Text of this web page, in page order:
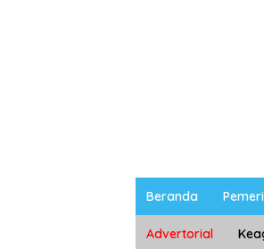
Beranda
Advertorial